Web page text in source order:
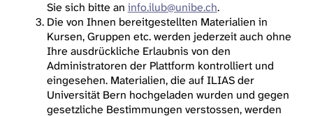
Sie sich bitte an info.ilub@unibe.ch.
Die von Ihnen bereitgestellten Materialien in
Kursen, Gruppen etc. werden jederzeit auch ohne
Ihre ausdrückliche Erlaubnis von den
Administratoren der Plattform kontrolliert und
eingesehen. Materialien, die auf ILIAS der
Universität Bern hochgeladen wurden und gegen
gesetzliche Bestimmungen verstossen, werden